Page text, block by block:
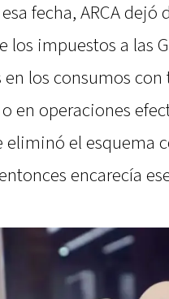
fecha, ARCA
los impuestos a las
en los consumos
en operaciones
eliminó el esquema
encarecía